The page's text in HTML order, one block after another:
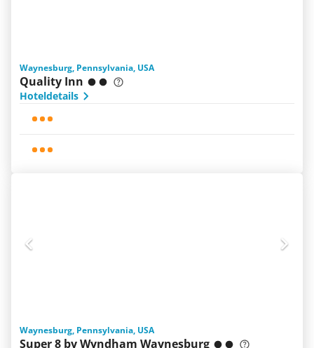
Waynesburg, Pennsylvania, USA
Quality Inn
Hoteldetails
Waynesburg, Pennsylvania, USA
Super 8 by Wyndham Waynesburg